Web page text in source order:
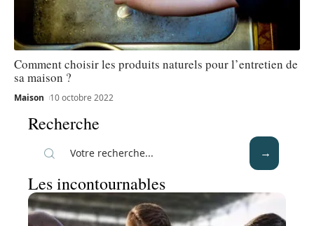
Comment choisir les produits naturels pour l’entretien de
sa maison ?
Maison 10 octobre 2022
Recherche
Les incontournables